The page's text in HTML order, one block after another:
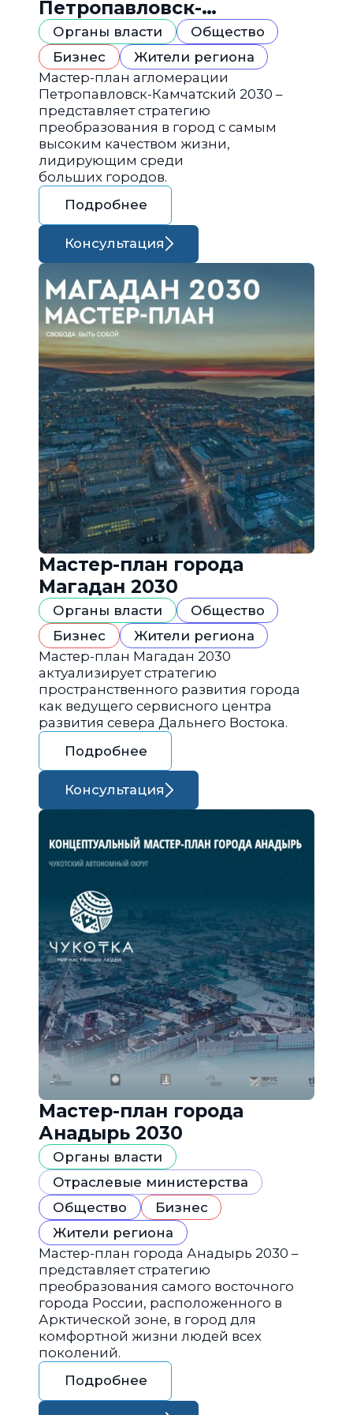
Петропавловск-
Камчатский 2030
Органы власти
Общество
Бизнес
Жители региона
Мастер-план агломерации
Петропавловск-Камчатский 2030 –
представляет стратегию
преобразования в город с самым
высоким качеством жизни,
лидирующим среди
больших городов.
Подробнее
Консультация
Мастер-план города
Магадан 2030
Органы власти
Общество
Бизнес
Жители региона
Мастер-план Магадан 2030
актуализирует стратегию
пространственного развития города
как ведущего сервисного центра
развития севера Дальнего Востока.
Подробнее
Консультация
Мастер-план города
Анадырь 2030
Органы власти
Отраслевые министерства
Общество
Бизнес
Жители региона
Мастер-план города Анадырь 2030 –
представляет стратегию
преобразования самого восточного
города России, расположенного в
Арктической зоне, в город для
комфортной жизни людей всех
поколений.
Подробнее